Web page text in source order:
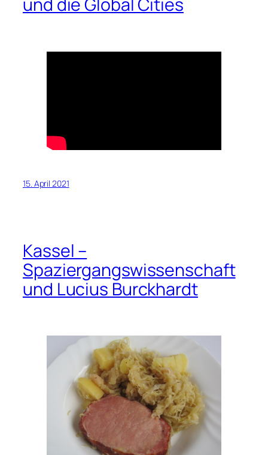
15. April 2021
Kassel –
Spaziergangswissenschaft
und Lucius Burckhardt